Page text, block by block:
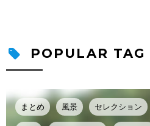
POPULAR TAG
まとめ 風景 セレクション